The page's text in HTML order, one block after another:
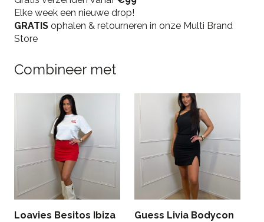
-
Brown
quantity
Elke week een nieuwe drop!
GRATIS ophalen & retourneren in onze Multi Brand
Store
Combineer met
Loavies Besitos Ibiza
Guess Livia Bodycon